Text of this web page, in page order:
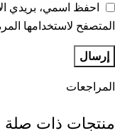
احفظ اسمي، بريدي
المتصفح لاستخدامها
المراجعات
منتجات ذات صلة